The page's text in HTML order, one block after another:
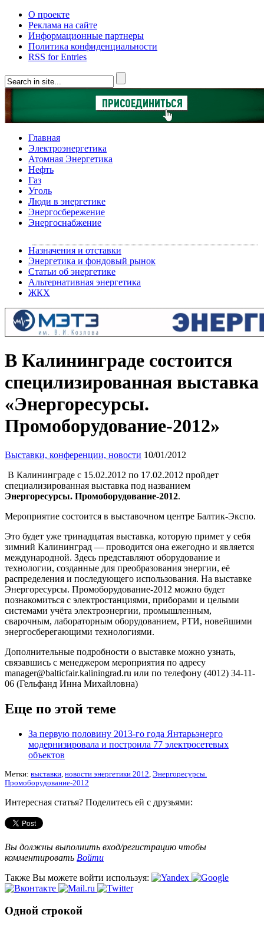
О проекте
Реклама на сайте
Информационные партнеры
Политика конфиденциальности
RSS for Entries
Главная
Электроэнергетика
Атомная Энергетика
Нефть
Газ
Уголь
Люди в энергетике
Энергосбережение
Энергоснабжение
Назначения и отставки
Энергетика и фондовый рынок
Статьи об энергетике
Альтернативная энергетика
ЖКХ
В Калининграде состоится
специлизированная выставка
«Энергоресурсы.
Промоборудование-2012»
Выставки, конференции, новости 10/01/2012
В Калининграде с 15.02.2012 по 17.02.2012 пройдет
специализированная выставка под названием
Энергоресурсы. Промоборудование-2012.
Мероприятие состоится в выставочном центре Балтик-Экспо.
Это будет уже тринадцатая выставка, которую примет у себя
зимний Калининград — проводится она ежегодно и является
международной. Здесь представляют оборудование и
технологии, созданные для преобразования энергии, её
распределения и последующего использования. На выставке
Энергоресурсы. Промоборудование-2012 можно будет
познакомиться с электростанциями, приборами и целыми
системами учёта электроэнергии, промышленным,
сварочным, лабораторным оборудованием, РТИ, новейшими
энергосберегающими технологиями.
Дополнительные подробности о выставке можно узнать,
связавшись с менеджером мероприятия по адресу
manager@balticfair.kaliningrad.ru или по телефону (4012) 34-11-
06 (Гельфанд Инна Михайловна)
Еще по этой теме
За первую половину 2013-го года Янтарьэнерго
модернизировала и построила 77 электросетевых
объектов
Метки: выставки новости энергетики 2012 Энергоресурсы.
Промоборудование-2012
Интересная статья? Поделитесь ей с друзьями:
Вы должны выполнить вход/регистрацию чтобы
комментировать Войти
Также Вы можете войти используя:
Одной строкой